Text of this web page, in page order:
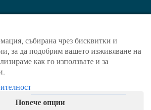
Broker.Всички права запазени
събирана чрез бисквитки и
за да подобрим вашето изживяване на
как го използвате и за
Повече опции